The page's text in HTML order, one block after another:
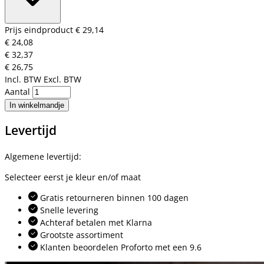
Prijs eindproduct € 29,14
€ 24,08
€ 32,37
€ 26,75
Incl. BTW Excl. BTW
Aantal
In winkelmandje
Levertijd
Algemene levertijd:
Selecteer eerst je kleur en/of maat
Gratis retourneren binnen 100 dagen
Snelle levering
Achteraf betalen met Klarna
Grootste assortiment
Klanten beoordelen Proforto met een 9.6